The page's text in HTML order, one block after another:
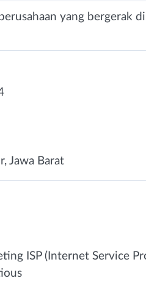
yang bergerak
Jawa Barat
ISP (Internet Service